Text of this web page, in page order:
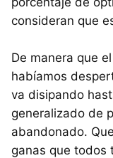
consideran que
De manera que
habíamos
va disipando
generalizado de
abandonado.
ganas que todos